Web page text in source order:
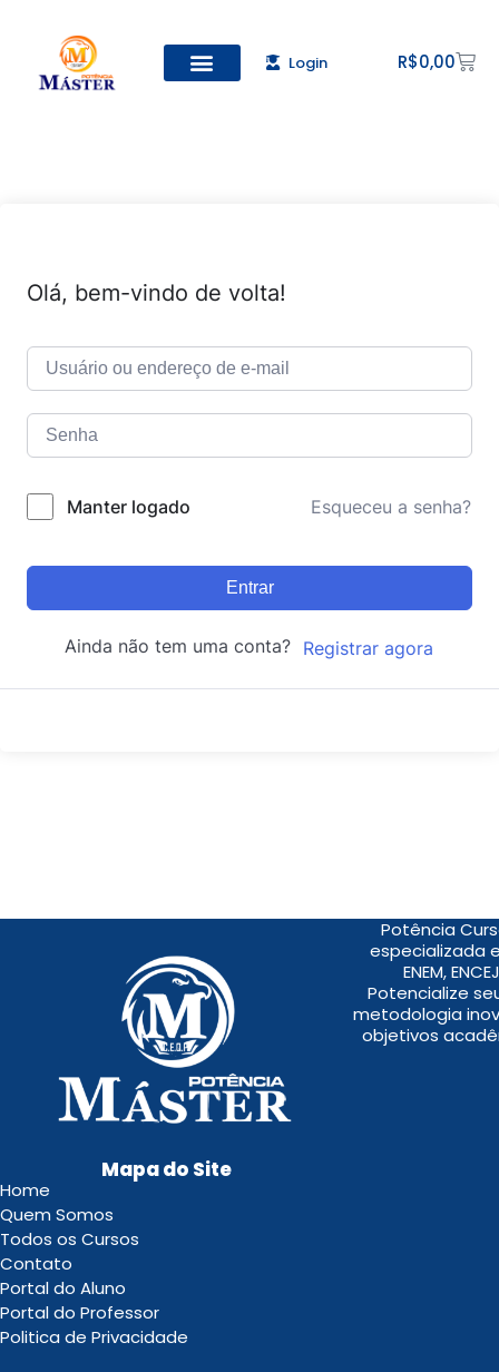
Login R$0,00
Olá, bem-vindo de volta!
Manter logado Esqueceu a senha?
Entrar
Ainda não tem uma conta? Registrar agora
Potência
especializada
ENEM,
Potencialize
metodologia
objetivos
Mapa do Site
Home
Quem Somos
Todos os Cursos
Contato
Portal do Aluno
Portal do Professor
Politica de Privacidade